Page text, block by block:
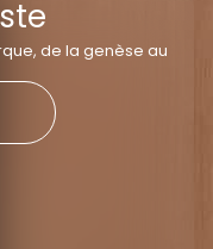
de la genèse au